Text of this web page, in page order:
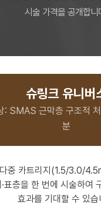
시술 가격을 공개합니
슈링크 유니버
: SMAS 근막층 구조적
분
중 카트리지(1.5/3.0/
표층을 한 번에 시술하여
효과를 기대할 수 있습